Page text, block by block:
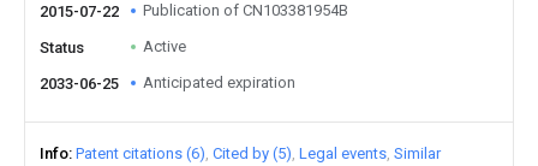
2015-07-22 Publication of CN103381954B
Status Active
2033-06-25 Anticipated expiration
Info Patent citations (6) Cited by (5) Legal events Similar